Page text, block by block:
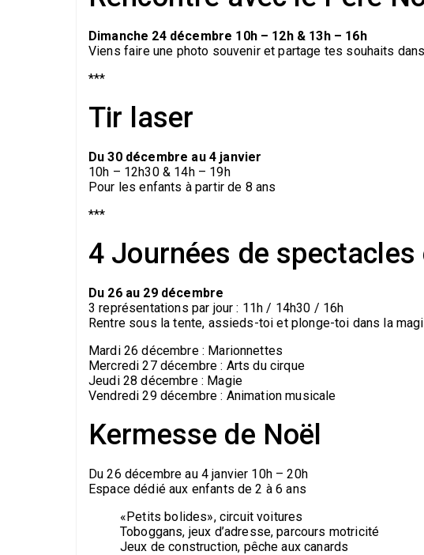
Dimanche 24 décembre 10h – 12h & 13h – 16h
Viens faire une photo souvenir et partage tes souhaits
***
Tir laser
Du 30 décembre au 4 janvier
10h – 12h30 & 14h – 19h
Pour les enfants à partir de 8 ans
***
4 Journées de
Du 26 au 29 décembre
3 représentations par jour : 11h / 14h30 / 16h
Rentre sous la tente, assieds-toi et plonge-toi dans la
Mardi 26 décembre : Marionnettes
Mercredi 27 décembre : Arts du cirque
Jeudi 28 décembre : Magie
Vendredi 29 décembre : Animation musicale
Kermesse de Noël
Du 26 décembre au 4 janvier 10h – 20h
Espace dédié aux enfants de 2 à 6 ans
«Petits bolides», circuit voitures
Toboggans, jeux d’adresse, parcours motricité
Jeux de construction, pêche aux canards